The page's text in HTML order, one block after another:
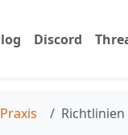
Discord